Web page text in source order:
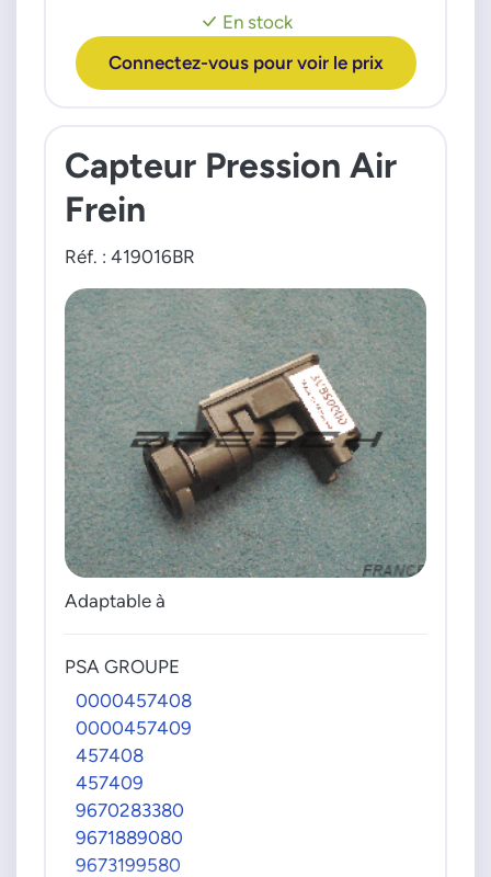
En stock
Connectez-vous pour voir le prix
535i xDrive
5 ActiveHybrid
7 ActiveHybrid
Z4
MINI
Cooper
Cooper D
Cooper S Cooper S JCW
Cooper SD
One
One D
Capteur Pression Air
Frein
Réf. : 419016BR
Adaptable à
PSA GROUPE
0000457408
0000457409
457408
457409
9670283380
9671889080
9673199580